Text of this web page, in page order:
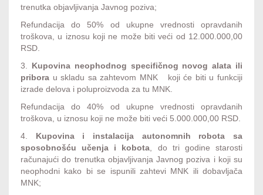
trenutka objavljivanja Javnog poziva;
Refundacija do 50% od ukupne vrednosti opravdanih
troškova, u iznosu koji ne može biti veći od 12.000.000,00
RSD.
3. Kupovina neophodnog specifičnog novog alata ili
pribora u skladu sa zahtevom MNK koji će biti u funkciji
izrade delova i poluproizvoda za tu MNK.
Refundacija do 40% od ukupne vrednosti opravdanih
troškova, u iznosu koji ne može biti veći 5.000.000,00 RSD.
4. Kupovina i instalacija autonomnih robota sa
sposobnošću učenja i kobota , do tri godine starosti
računajući do trenutka objavljivanja Javnog poziva i koji su
neophodni kako bi se ispunili zahtevi MNK ili dobavljača
MNK;